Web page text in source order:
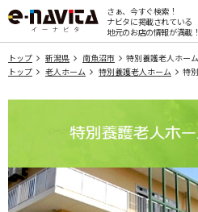
さぁ、今すぐ検索！
ナビタに掲載されている
地元のお店の情報が満載！
トップ 新潟県 南魚沼市
特別養護老人ホー
トップ
老人ホーム 特別養護老人ホーム 特